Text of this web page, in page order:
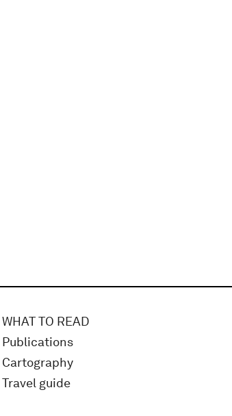
WHAT TO READ
Publications
Cartography
Travel guide